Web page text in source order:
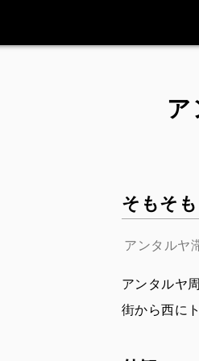
そもそも
アンタルヤ
アンタルヤ
街から西に